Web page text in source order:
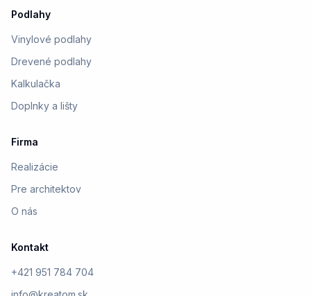
Podlahy
Vinylové podlahy
Drevené podlahy
Kalkulačka
Doplnky a lišty
Firma
Realizácie
Pre architektov
O nás
Kontakt
+421 951 784 704